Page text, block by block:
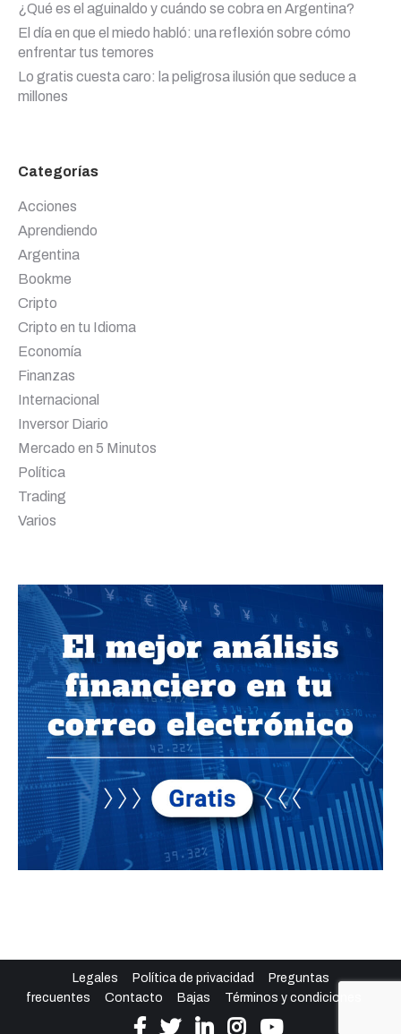
¿Qué es el aguinaldo y cuándo se cobra en Argentina?
El día en que el miedo habló: una reflexión sobre cómo
enfrentar tus temores
Lo gratis cuesta caro: la peligrosa ilusión que seduce a
millones
Categorías
Acciones
Aprendiendo
Argentina
Bookme
Cripto
Cripto en tu Idioma
Economía
Finanzas
Internacional
Inversor Diario
Mercado en 5 Minutos
Política
Trading
Varios
Legales Política de privacidad
Preguntas
frecuentes
Contacto Bajas Términos y condiciones